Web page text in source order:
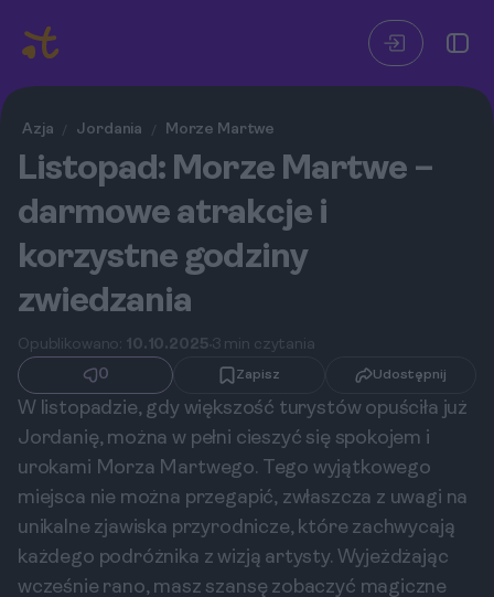
Azja / Jordania / Morze Martwe
Listopad: Morze Martwe –
darmowe atrakcje i
korzystne godziny
zwiedzania
Opublikowano: 10.10.2025 3 min czytania
0
Zapisz Udostępnij
W listopadzie, gdy większość turystów opuściła już
Jordanię, można w pełni cieszyć się spokojem i
urokami Morza Martwego. Tego wyjątkowego
miejsca nie można przegapić, zwłaszcza z uwagi na
unikalne zjawiska przyrodnicze, które zachwycają
każdego podróżnika z wizją artysty. Wyjeżdżając
wcześnie rano, masz szansę zobaczyć magiczne